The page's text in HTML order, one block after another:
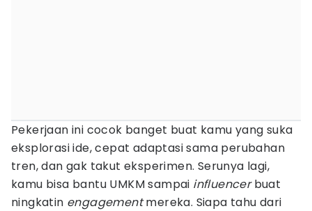
Pekerjaan ini cocok banget buat kamu yang suka
eksplorasi ide, cepat adaptasi sama perubahan
tren, dan gak takut eksperimen. Serunya lagi,
kamu bisa bantu UMKM sampai influencerbuat
ningkatin engagementmereka. Siapa tahu dari